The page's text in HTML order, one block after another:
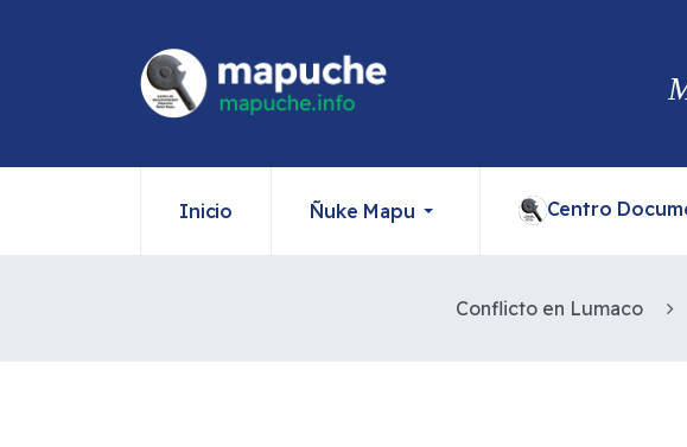
Inicio Ñuke Mapu Centro
Conflicto en Lumaco